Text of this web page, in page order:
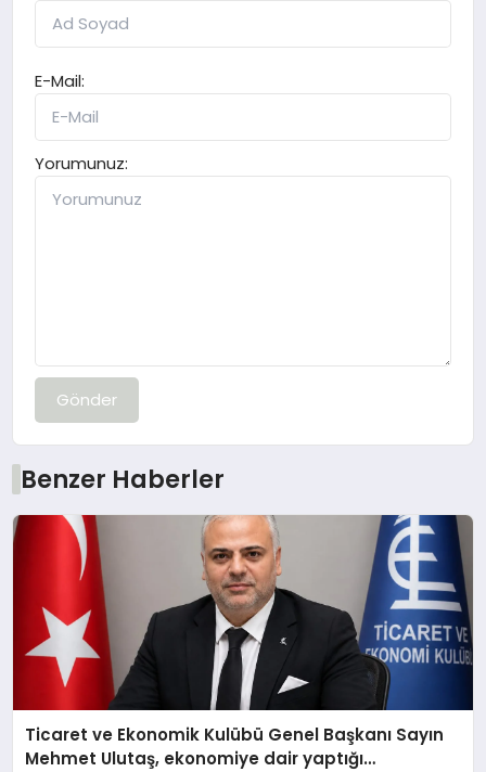
E-Mail:
Yorumunuz:
Gönder
Benzer Haberler
Ticaret ve Ekonomik Kulübü Genel Başkanı Sayın
Mehmet Ulutaş, ekonomiye dair yaptığı